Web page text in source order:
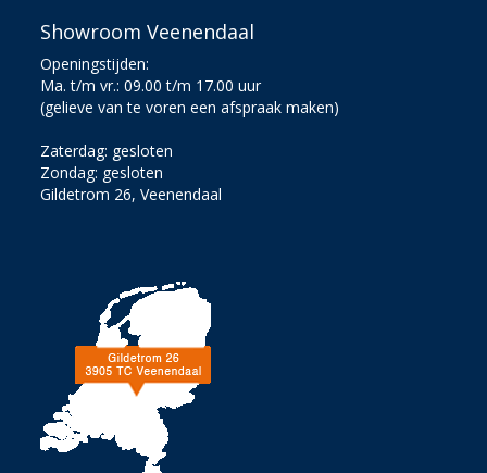
Showroom Veenendaal
Openingstijden:
Ma. t/m vr.: 09.00 t/m 17.00 uur
(gelieve van te voren een afspraak maken)
Zaterdag: gesloten
Zondag: gesloten
Gildetrom 26, Veenendaal